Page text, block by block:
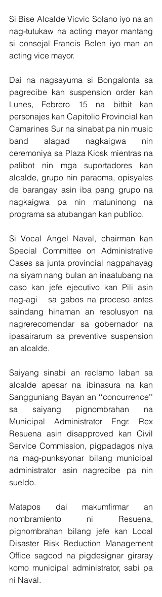
Si Bise Alcalde Vicvic Solano iyo na an
nag-tutukaw na acting mayor mantang
si consejal Francis Belen iyo man an
acting vice mayor.
Dai na nagsayuma si Bongalonta sa
pagrecibe kan suspension order kan
Lunes, Febrero 15 na bitbit kan
personajes kan Capitolio Provincial kan
Camarines Sur na sinabat pa nin music
band alagad nagkaigwa nin
ceremoniya sa Plaza Kiosk mientras na
palibot nin mga suportadores kan
alcalde, grupo nin paraoma, opisyales
de barangay asin iba pang grupo na
nagkaigwa pa nin matuninong na
programa sa atubangan kan publico.
Si Vocal Angel Naval, chairman kan
Special Committee on Administrative
Cases sa junta provincial nagpahayag
na siyam nang bulan an inaatubang na
caso kan jefe ejecutivo kan Pili asin
nag-agi   sa gabos na proceso antes
saindang hinaman an resolusyon na
nagrerecomendar sa gobernador na
ipasairarum sa preventive suspension
an alcalde.
Saiyang sinabi an reclamo laban sa
alcalde apesar na ibinasura na kan
Sangguniang Bayan an ‘‘concurrence’’
sa saiyang pignombrahan na
Municipal Administrator Engr. Rex
Resuena asin disapproved kan Civil
Service Commission, pigpadagos niya
na mag-punksyonar bilang municipal
administrator asin nagrecibe pa nin
sueldo.
Matapos dai makumfirmar an
nombramiento ni Resuena,
pignombrahan bilang jefe kan Local
Disaster Risk Reduction Management
Office sagcod na pigdesignar giraray
komo municipal administrator, sabi pa
ni Naval.